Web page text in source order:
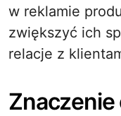
w reklamie
zwiększyć ich
relacje z